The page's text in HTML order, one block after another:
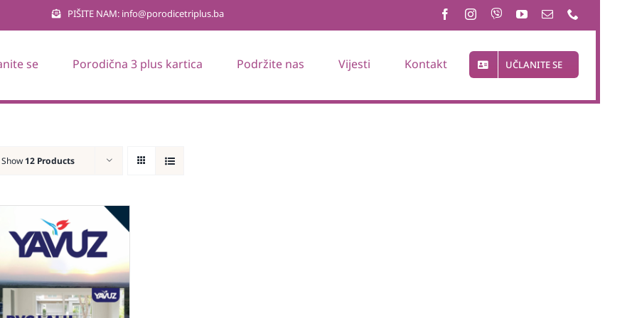
PIŠITE NAM: info@porodicetriplus.ba
se Porodična 3 plus kartica Podržite nas Vijesti Kontakt UČLANITE SE
Show 12 Products